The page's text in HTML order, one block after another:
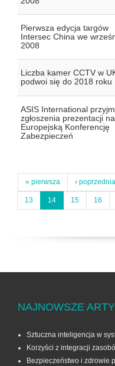
Pierwsza edycja targów
Intersec China we
2008
Liczba kamer CCTV w
podwoi się do 2018 roku
ASIS International
zgłoszenia prezentacji
Europejską Konferencję
Zabezpieczeń
« pierwsza ‹ poprzednia
13 14 15 16
NAJNOWSZE
Sztuczna inteligencja w
Korzyści z integracji
Bezpieczeństwo i zdrowie